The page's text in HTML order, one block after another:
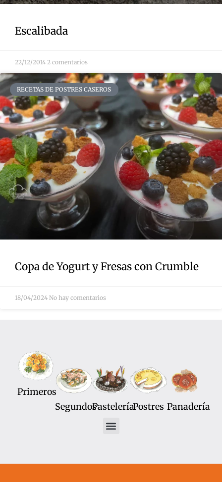
Escalibada
22/12/2014 2 comentarios
RECETAS DE POSTRES CASEROS
Copa de Yogurt y Fresas con Crumble
18/04/2024 No hay comentarios
Primeros
SegundosPasteleríaPostres Panadería